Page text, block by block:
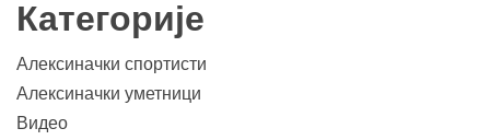
Категорије
Алексиначки спортисти
Алексиначки уметници
Видео